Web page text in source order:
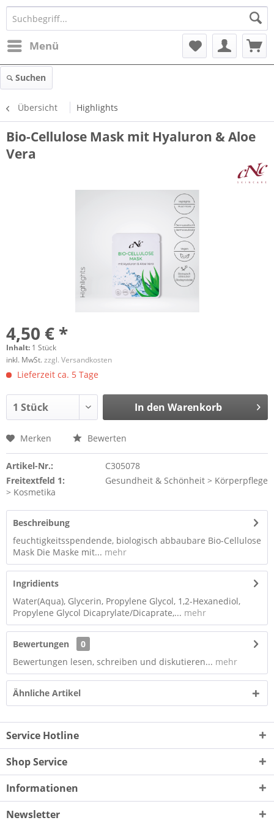
Menü
Suchen
Übersicht Highlights
Bio-Cellulose Mask mit Hyaluron & Aloe
Vera
4,50 € *
Inhalt: 1 Stück
inkl. MwSt.zzgl. Versandkosten
Lieferzeit ca. 5 Tage
In den Warenkorb
Merken Bewerten
Artikel-Nr.:
C305078
Freitextfeld 1:
Gesundheit & Schönheit > Körperpflege
> Kosmetika
Beschreibung
feuchtigkeitsspendende, biologisch abbaubare Bio-Cellulose
Mask Die Maske mit... mehr
Ingridients
Water(Aqua), Glycerin, Propylene Glycol, 1,2-Hexanediol,
Propylene Glycol Dicaprylate/Dicaprate,... mehr
Bewertungen
0
Bewertungen lesen, schreiben und diskutieren... mehr
Ähnliche Artikel
Service Hotline
Shop Service
Informationen
Newsletter